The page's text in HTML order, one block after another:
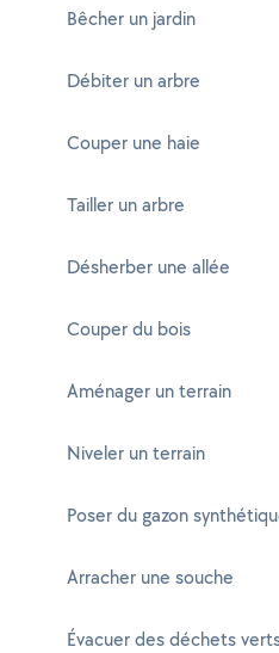
Bêcher un jardin
Débiter un arbre
Couper une haie
Tailler un arbre
Désherber une allée
Couper du bois
Aménager un terrain
Niveler un terrain
Poser du gazon
Arracher une souche
Évacuer des déchets